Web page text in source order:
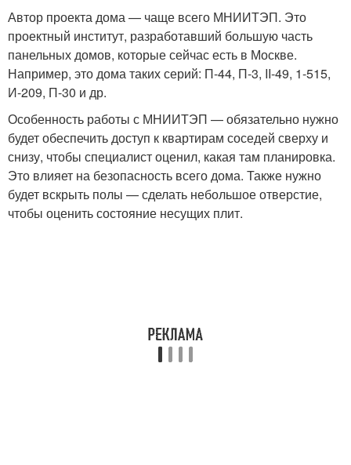
Автор проекта дома — чаще всего МНИИТЭП. Это
проектный институт, разработавший большую часть
панельных домов, которые сейчас есть в Москве.
Например, это дома таких серий: П-44, П-3, II-49, 1-515,
И-209, П-30 и др.
Особенность работы с МНИИТЭП — обязательно нужно
будет обеспечить доступ к квартирам соседей сверху и
снизу, чтобы специалист оценил, какая там планировка.
Это влияет на безопасность всего дома. Также нужно
будет вскрыть полы — сделать небольшое отверстие,
чтобы оценить состояние несущих плит.